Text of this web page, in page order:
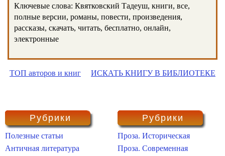
Ключевые слова: Квятковский Тадеуш, книги, все,
полные версии, романы, повести, произведения,
рассказы, скачать, читать, бесплатно, онлайн,
электронные
ТОП авторов и книг ИСКАТЬ КНИГУ В БИБЛИОТЕКЕ
Рубрики
Полезные статьи
Античная литература
Рубрики
Проза. Историческая
Проза. Современная